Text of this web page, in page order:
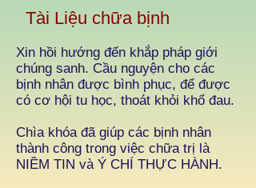
Tài Liệu chữa bịnh
Xin hồi hướng đến khắp pháp giới
chúng sanh. Cầu nguyện cho các
bịnh nhân được bình phục, để được
có cơ hội tu học, thoát khỏi khổ đau.
Chìa khóa đã giúp các bịnh nhân
thành công trong việc chữa trị là
NIỀM TIN và Ý CHÍ THỰC HÀNH.